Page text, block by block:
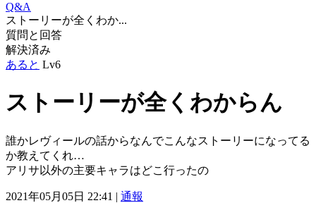
Q&A
ストーリーが全くわか...
質問と回答
解決済み
あると Lv6
ストーリーが全くわからん
誰かレヴィールの話からなんでこんなストーリーになってる
か教えてくれ…
アリサ以外の主要キャラはどこ行ったの
2021年05月05日 22:41 | 通報